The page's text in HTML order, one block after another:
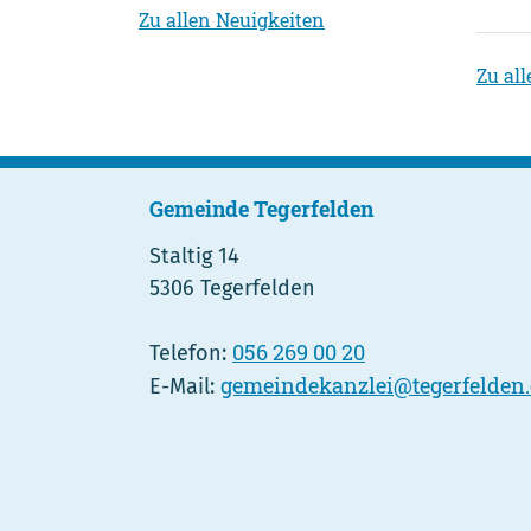
Zu allen Neuigkeiten
Zu
Gemeinde Tegerfelden
Staltig 14
5306 Tegerfelden
Telefon: 056 269 00 20
E-Mail: